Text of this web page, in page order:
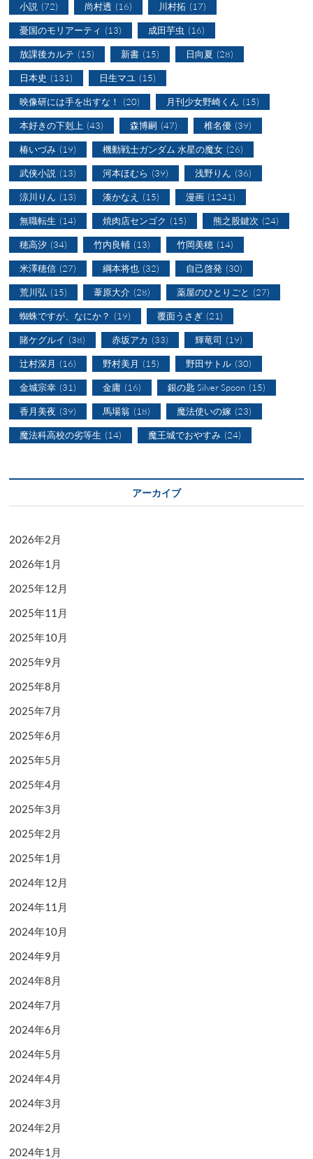
小説 (72) 尚村透 (16) 川村拓 (17)
憂国のモリアーティ (13) 成田芋虫 (16)
放課後カルテ (15) 新書 (15) 日向夏 (28)
日本史 (131) 日生マユ (15)
映像研には手を出すな！ (20) 月刊少女野崎くん (15)
本好きの下剋上 (43) 森博嗣 (47) 椎名優 (39)
椿いづみ (19) 機動戦士ガンダム 水星の魔女 (26)
武侠小説 (13) 河本ほむら (39) 浅野りん (36)
涼川りん (13) 湊かなえ (15) 漫画 (1241)
無職転生 (14) 焼肉店センゴク (15) 熊之股鍵次 (24)
穂高汐 (34) 竹内良輔 (13) 竹岡美穂 (14)
米澤穂信 (27) 綱本将也 (32) 自己啓発 (30)
荒川弘 (15) 葦原大介 (28) 薬屋のひとりごと (27)
蜘蛛ですが、なにか？ (19) 覆面うさぎ (21)
賭ケグルイ (38) 赤坂アカ (33) 輝竜司 (19)
辻村深月 (16) 野村美月 (15) 野田サトル (30)
金城宗幸 (31) 金庸 (16) 銀の匙 Silver Spoon (15)
香月美夜 (39) 馬場翁 (18) 魔法使いの嫁 (23)
魔法科高校の劣等生 (14) 魔王城でおやすみ (24)
アーカイブ
2026年2月
2026年1月
2025年12月
2025年11月
2025年10月
2025年9月
2025年8月
2025年7月
2025年6月
2025年5月
2025年4月
2025年3月
2025年2月
2025年1月
2024年12月
2024年11月
2024年10月
2024年9月
2024年8月
2024年7月
2024年6月
2024年5月
2024年4月
2024年3月
2024年2月
2024年1月